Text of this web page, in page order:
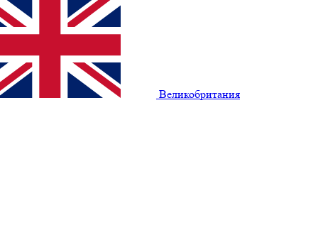
Великобритания